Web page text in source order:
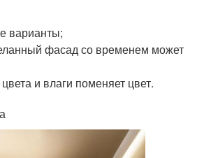
варианты;
фасад со временем может
и влаги поменяет цвет.